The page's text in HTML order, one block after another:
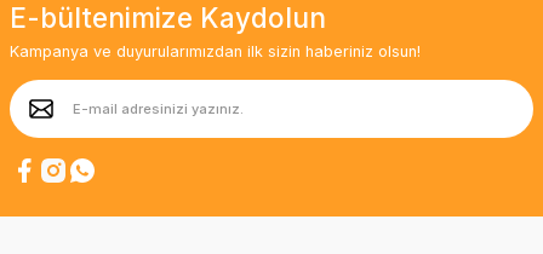
E-bültenimize Kaydolun
Kampanya ve duyurularımızdan ilk sizin haberiniz olsun!